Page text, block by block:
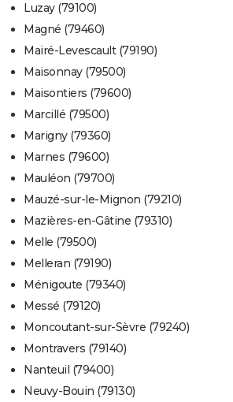
Luzay (79100)
Magné (79460)
Mairé-Levescault (79190)
Maisonnay (79500)
Maisontiers (79600)
Marcillé (79500)
Marigny (79360)
Marnes (79600)
Mauléon (79700)
Mauzé-sur-le-Mignon (79210)
Mazières-en-Gâtine (79310)
Melle (79500)
Melleran (79190)
Ménigoute (79340)
Messé (79120)
Moncoutant-sur-Sèvre (79240)
Montravers (79140)
Nanteuil (79400)
Neuvy-Bouin (79130)